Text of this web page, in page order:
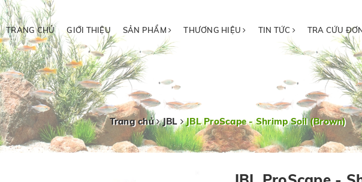
TRANG CHỦ GIỚI THIỆU SẢN PHẨM THƯƠNG HIỆU TIN TỨC TRA CỨU
Trang chủ JBL JBL ProScape - Shrimp Soil (Brown)